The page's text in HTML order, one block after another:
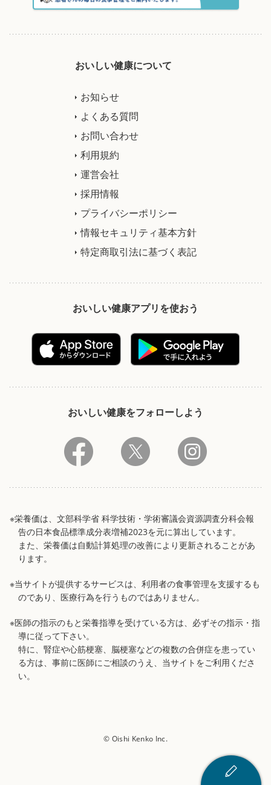
おいしい健康について
お知らせ
よくある質問
お問い合わせ
利用規約
運営会社
採用情報
プライバシーポリシー
情報セキュリティ基本方針
特定商取引法に基づく表記
おいしい健康アプリを使おう
おいしい健康をフォローしよう
※栄養価は、文部科学省 科学技術・学術審議会資源調査分科会報
告の日本食品標準成分表増補2023を元に算出しています。
また、栄養価は自動計算処理の改善により更新されることがあ
ります。
※当サイトが提供するサービスは、利用者の食事管理を支援するも
のであり、医療行為を行うものではありません。
※医師の指示のもと栄養指導を受けている方は、必ずその指示・指
導に従って下さい。
特に、腎症や心筋梗塞、脳梗塞などの複数の合併症を患ってい
る方は、事前に医師にご相談のうえ、当サイトをご利用くださ
い。
© Oishi Kenko Inc.